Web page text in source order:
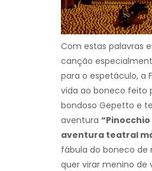
Com estas palavras
canção
para o espetáculo, a
vida ao boneco feito
bondoso Gepetto e
aventura
aventura teatral
fábula do boneco de
quer virar menino de